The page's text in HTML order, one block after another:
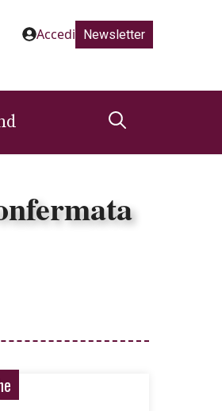
Accedi Newsletter